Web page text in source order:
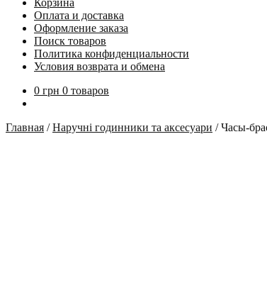
Корзина
Оплата и доставка
Оформление заказа
Поиск товаров
Политика конфиденциальности
Условия возврата и обмена
0 грн 0 товаров
Главная /Наручні годинники та аксесуари /Часы-